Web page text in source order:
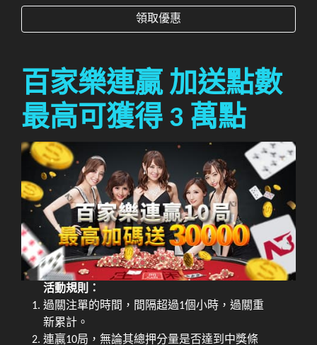
領取優惠
百家樂連贏 加送點數
最高可獲得 3 萬點
活動規則：
過關注單的時間，間隔超過1個小時，過關重
新累計。
連贏10局，無論其總押分量是否達到中獎條